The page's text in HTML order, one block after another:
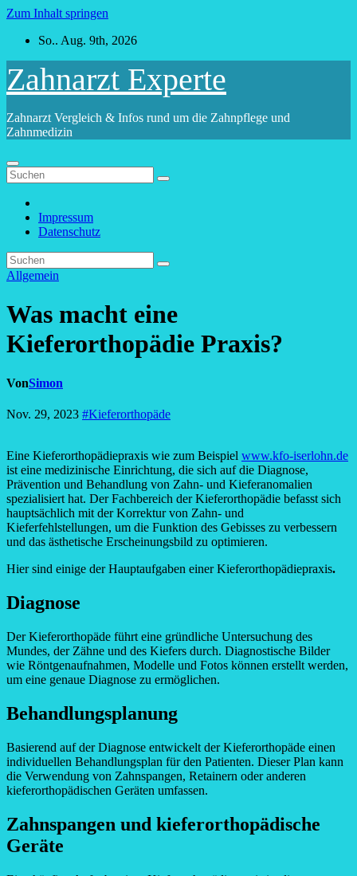
Zum Inhalt springen
So.. Aug. 9th, 2026
Zahnarzt Experte
Zahnarzt Vergleich & Infos rund um die Zahnpflege und
Zahnmedizin
Impressum
Datenschutz
Allgemein
Was macht eine
Kieferorthopädie Praxis?
VonSimon
Nov. 29, 2023 #Kieferorthopäde
Eine Kieferorthopädiepraxis wie zum Beispiel www.kfo-iserlohn.de
ist eine medizinische Einrichtung, die sich auf die Diagnose,
Prävention und Behandlung von Zahn- und Kieferanomalien
spezialisiert hat. Der Fachbereich der Kieferorthopädie befasst sich
hauptsächlich mit der Korrektur von Zahn- und
Kieferfehlstellungen, um die Funktion des Gebisses zu verbessern
und das ästhetische Erscheinungsbild zu optimieren.
Hier sind einige der Hauptaufgaben einer Kieferorthopädiepraxis.
Diagnose
Der Kieferorthopäde führt eine gründliche Untersuchung des
Mundes, der Zähne und des Kiefers durch. Diagnostische Bilder
wie Röntgenaufnahmen, Modelle und Fotos können erstellt werden,
um eine genaue Diagnose zu ermöglichen.
Behandlungsplanung
Basierend auf der Diagnose entwickelt der Kieferorthopäde einen
individuellen Behandlungsplan für den Patienten. Dieser Plan kann
die Verwendung von Zahnspangen, Retainern oder anderen
kieferorthopädischen Geräten umfassen.
Zahnspangen und kieferorthopädische
Geräte